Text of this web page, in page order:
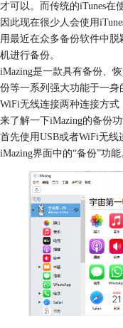
才可以。而传统的iTunes在
因此现在很少人会使用
用最近在众多备份软件中
机进行备份。
iMazing是一款具有备份、
份等一系列强大功能于一身
WiFi无线连接两种连接方
来了解一下iMazing的备份功
首先使用USB或者WiFi无
iMazing界面中的“备份”功能